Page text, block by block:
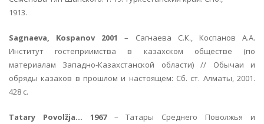
1913.
Sagnaeva, Kospanov 2001
– Сагнаева С.К., Коспанов А.А.
Институт гостеприимства в казахском обществе (по
материалам Западно-Казахстанской области) // Обычаи и
обряды казахов в прошлом и настоящем: Сб. ст. Алматы, 2001.
428 с.
Tatary Povolžja… 1967– Татары Среднего Поволжья и